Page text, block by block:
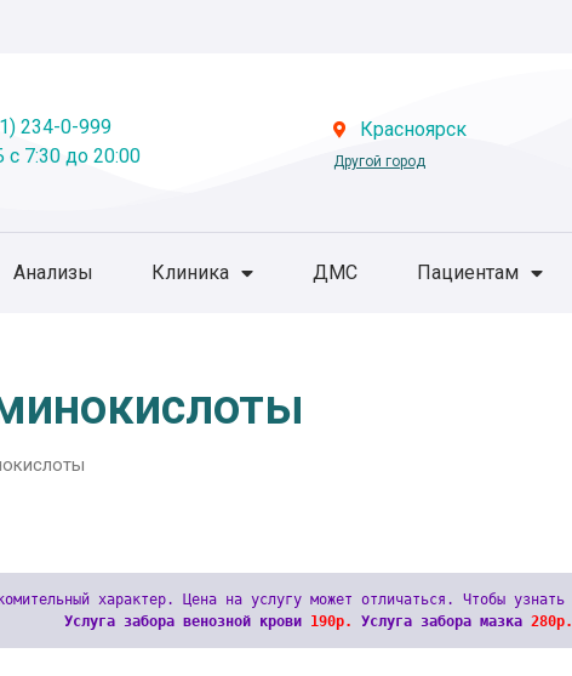
234-0-999
7:30 до 20:00
Красноярск
Другой город
Анализы Клиника ДМС Пациентам
Услуга забора венозной крови 190р. Услуга забора мазка 280р.